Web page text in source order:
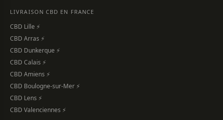
LIVRAISON CBD EN FRANCE
CBD Lille ⚡
CBD Arras ⚡
CBD Dunkerque ⚡
CBD Calais ⚡
CBD Amiens ⚡
CBD Boulogne-sur-Mer ⚡
CBD Lens ⚡
CBD Valenciennes ⚡